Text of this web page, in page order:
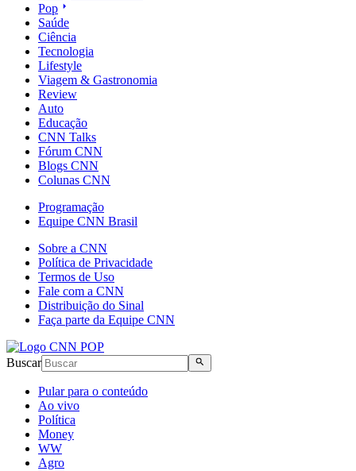
Pop
Saúde
Ciência
Tecnologia
Lifestyle
Viagem & Gastronomia
Review
Auto
Educação
CNN Talks
Fórum CNN
Blogs CNN
Colunas CNN
Programação
Equipe CNN Brasil
Sobre a CNN
Política de Privacidade
Termos de Uso
Fale com a CNN
Distribuição do Sinal
Faça parte da Equipe CNN
Buscar
Pular para o conteúdo
Ao vivo
Política
Money
WW
Agro